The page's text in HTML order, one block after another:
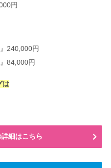
円
240,000円
84,000円
は
細はこちら